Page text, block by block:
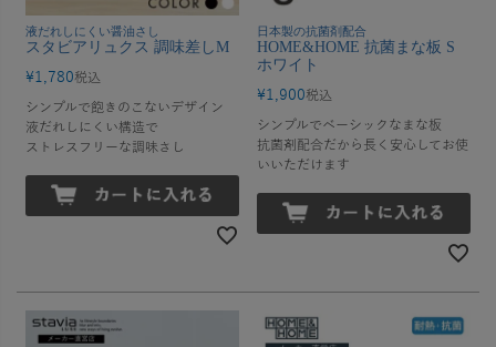
液だれしにくい醤油さし
スタビアリュクス 調味差しM
¥1,780税込
シンプルで飽きのこないデザイン
液だれしにくい構造で
ストレスフリーな調味さし
日本製の抗菌剤配合
HOME&HOME 抗菌まな板 S
ホワイト
¥1,900税込
シンプルでベーシックなまな板
抗菌剤配合だから長く安心してお使
いいただけます